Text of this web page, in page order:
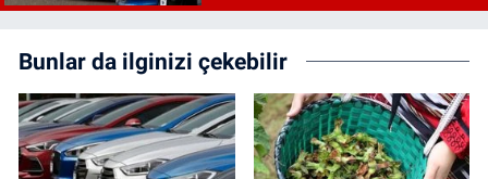
ne?
Bunlar da ilginizi çekebilir